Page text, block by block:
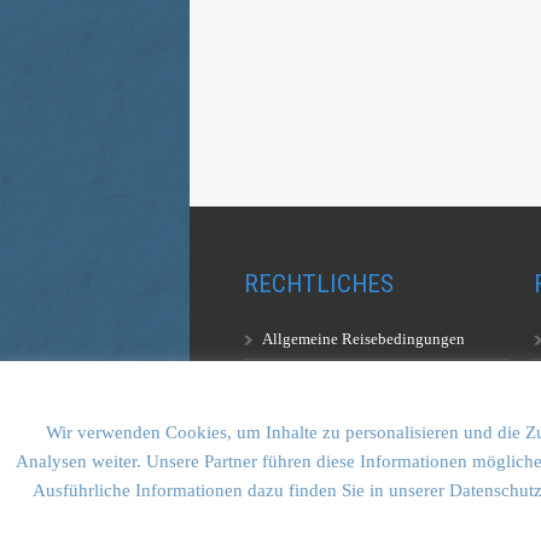
RECHTLICHES
Allgemeine Reisebedingungen
Datenschutzerklärung
Wir verwenden Cookies, um Inhalte zu personalisieren und die
Analysen weiter. Unsere Partner führen diese Informationen
Ausführliche Informationen dazu finden Sie in unserer